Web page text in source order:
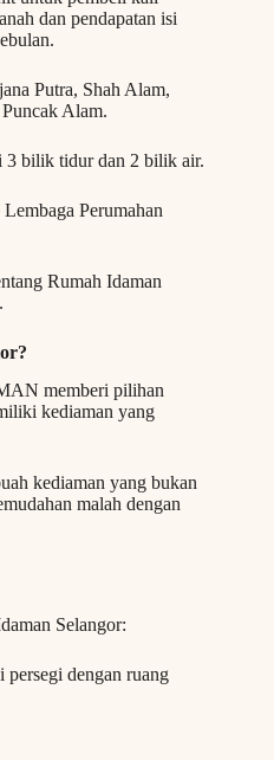
dan pendapatan isi
Putra, Shah Alam,
Alam.
3 bilik tidur dan 2 bilik air.
Perumahan
Rumah Idaman
memberi pilihan
kediaman yang
kediaman yang bukan
malah dengan
Selangor:
persegi dengan ruang